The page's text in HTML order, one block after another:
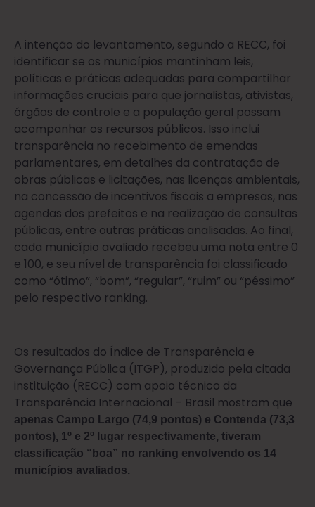
A intenção do levantamento, segundo a RECC, foi
identificar se os municípios mantinham leis,
políticas e práticas adequadas para compartilhar
informações cruciais para que jornalistas, ativistas,
órgãos de controle e a população geral possam
acompanhar os recursos públicos. Isso inclui
transparência no recebimento de emendas
parlamentares, em detalhes da contratação de
obras públicas e licitações, nas licenças ambientais,
na concessão de incentivos fiscais a empresas, nas
agendas dos prefeitos e na realização de consultas
públicas, entre outras práticas analisadas. Ao final,
cada município avaliado recebeu uma nota entre 0
e 100, e seu nível de transparência foi classificado
como “ótimo”, “bom”, “regular”, “ruim” ou “péssimo”
pelo respectivo ranking.
Os resultados do Índice de Transparência e
Governança Pública (ITGP), produzido pela citada
instituição (RECC) com apoio técnico da
Transparência Internacional – Brasil mostram que
apenas Campo Largo (74,9 pontos) e Contenda (73,3
pontos), 1º e 2º lugar respectivamente, tiveram
classificação “boa” no ranking envolvendo os 14
municípios avaliados.